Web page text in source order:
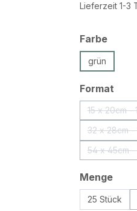
Lieferzeit 1-3
Farbe
grün
Format
15 x 20cm -
32 x 28cm -
54 x 45cm -
Menge
25 Stück